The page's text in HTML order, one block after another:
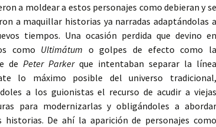
a moldear a estos personajes como debieran y se
a maquillar historias ya narradas adaptándolas a
tiempos. Una ocasión perdida que devino en
como Ultimátum o golpes de efecto como la
de Peter Parker que intentaban separar la línea
lo máximo posible del universo tradicional,
a los guionistas el recurso de acudir a viejas
para modernizarlas y obligándoles a abordar
historias. De ahí la aparición de personajes como